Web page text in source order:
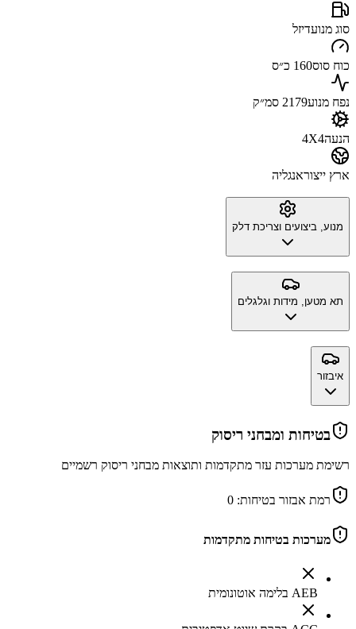
סוג מנועדיזל
כוח סוס160 כ״ס
נפח מנוע2179 סמ״ק
הנעה4X4
ארץ ייצוראנגליה
מנוע, ביצועים וצריכת דלק
תא מטען, מידות וגלגלים
איבזור
בטיחות ומבחני ריסוק
רשימת מערכות עזר מתקדמות ותוצאות מבחני ריסוק רשמיים
רמת אבזור בטיחות: 0
מערכות בטיחות מתקדמות
AEB בלימה אוטונומית